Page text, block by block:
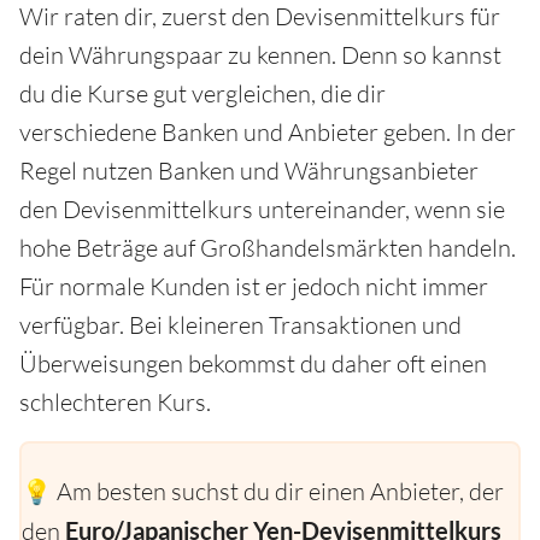
Wir raten dir, zuerst den Devisenmittelkurs für
dein Währungspaar zu kennen. Denn so kannst
du die Kurse gut vergleichen, die dir
verschiedene Banken und Anbieter geben. In der
Regel nutzen Banken und Währungsanbieter
den Devisenmittelkurs untereinander, wenn sie
hohe Beträge auf Großhandelsmärkten handeln.
Für normale Kunden ist er jedoch nicht immer
verfügbar. Bei kleineren Transaktionen und
Überweisungen bekommst du daher oft einen
schlechteren Kurs.
💡 Am besten suchst du dir einen Anbieter, der
den Euro/Japanischer Yen-Devisenmittelkurs